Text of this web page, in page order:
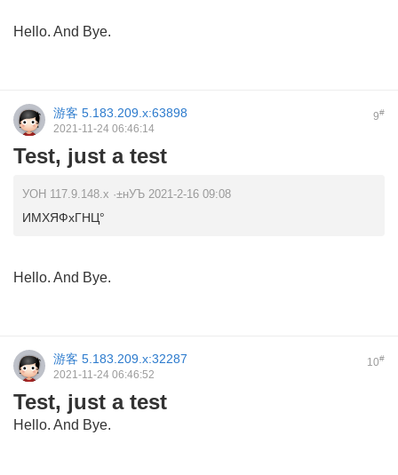
Hello. And Bye.
9#
游客 5.183.209.x:63898
2021-11-24 06:46:14
Test, just a test
УОН 117.9.148.x ·±нУЪ 2021-2-16 09:08
ИМХЯФхГНЦ°
Hello. And Bye.
10#
游客 5.183.209.x:32287
2021-11-24 06:46:52
Test, just a test
Hello. And Bye.